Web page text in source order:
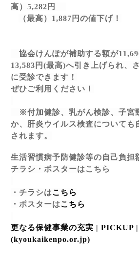
高） 5,282 円
（最高） 1,887 円の値下げ！
協会けんぽが補助する額が
13,583 円 (最高)へ引き上げられ、
に受診できます！
ぜひご利用ください！
※付加健診、乳がん検診、子宮
か、肝炎ウイルス検査についても
されます。
生活習慣病予防健診等の自己負担
チラシ・ポスターはこちら
・チラシはこちら
・ポスターはこちら
更なる保健事業の充実 | PICKUP |
(kyoukaikenpo.or.jp)